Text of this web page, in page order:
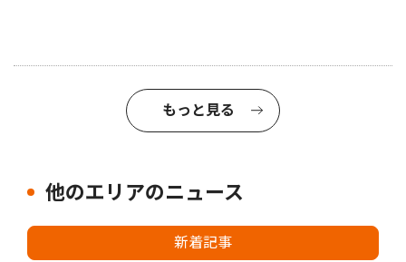
もっと見る
他のエリアのニュース
新着記事